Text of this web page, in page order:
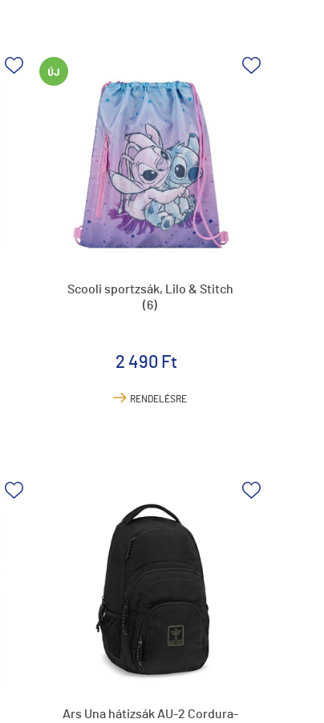
Scooli sportzsák, Lilo & Stitch
(6)
2 490 Ft
RENDELÉSRE
Ars Una hátizsák AU-2 Cordura-